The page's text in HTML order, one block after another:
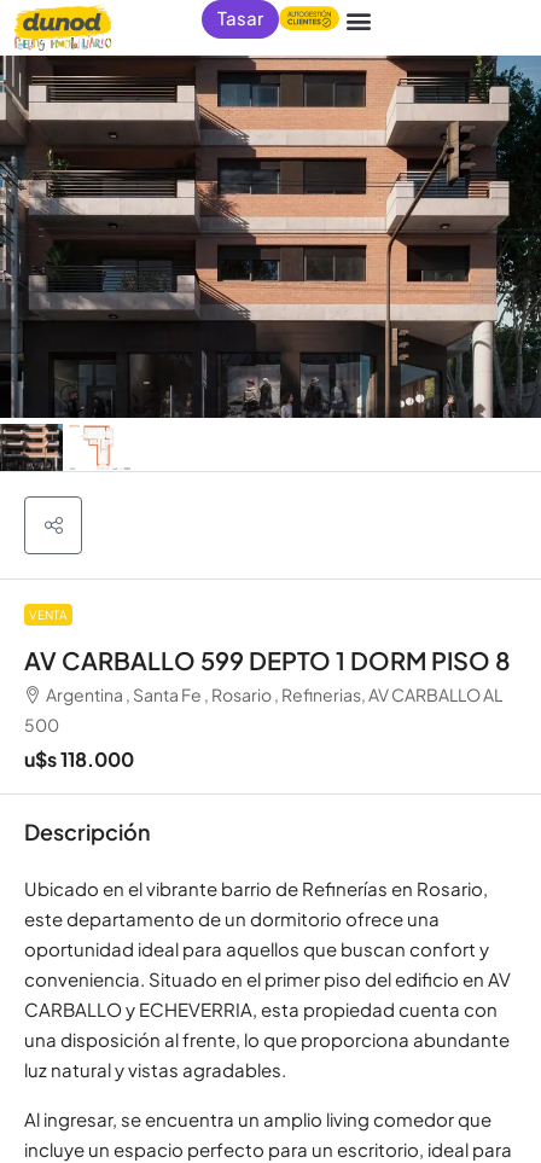
Tasar
VENTA
AV CARBALLO 599 DEPTO 1 DORM PISO 8
Argentina , Santa Fe , Rosario , Refinerias, AV CARBALLO AL
500
u$s 118.000
Descripción
Ubicado en el vibrante barrio de Refinerías en Rosario,
este departamento de un dormitorio ofrece una
oportunidad ideal para aquellos que buscan confort y
conveniencia. Situado en el primer piso del edificio en AV
CARBALLO y ECHEVERRIA, esta propiedad cuenta con
una disposición al frente, lo que proporciona abundante
luz natural y vistas agradables.
Al ingresar, se encuentra un amplio living comedor que
incluye un espacio perfecto para un escritorio, ideal para